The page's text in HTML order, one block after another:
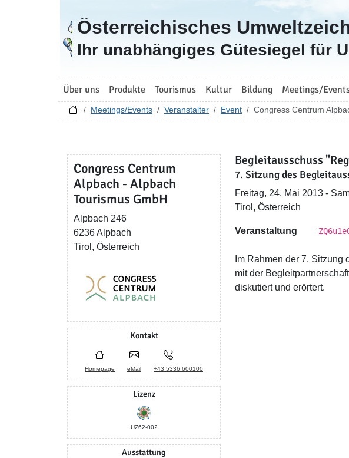
Zur Startseite
Österreichisches
Ihr unabhängiges Gütesiegel für
Über uns Produkte Tourismus Kultur Bildung Meetings/
Meetings/Events Veranstalter Event Congress Centrum
Congress Centrum
Alpbach - Alpbach
Tourismus GmbH
Alpbach 246
6236 Alpbach
Tirol, Österreich
Kontakt
Homepage eMail +43 5336 600100
Lizenz
UZ62-002
Ausstattung
Begleitausschuss
7. Sitzung des
Freitag, 24. Mai 2013 -
Tirol, Österreich
Veranstaltung
Im Rahmen der 7.
mit der
diskutiert und erörtert.